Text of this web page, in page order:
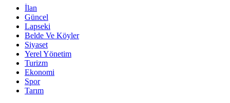
İlan
Güncel
Lapseki
Belde Ve Köyler
Siyaset
Yerel Yönetim
Turizm
Ekonomi
Spor
Tarım